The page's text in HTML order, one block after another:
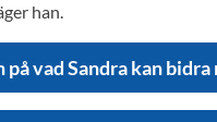
han.
vad Sandra kan bidra